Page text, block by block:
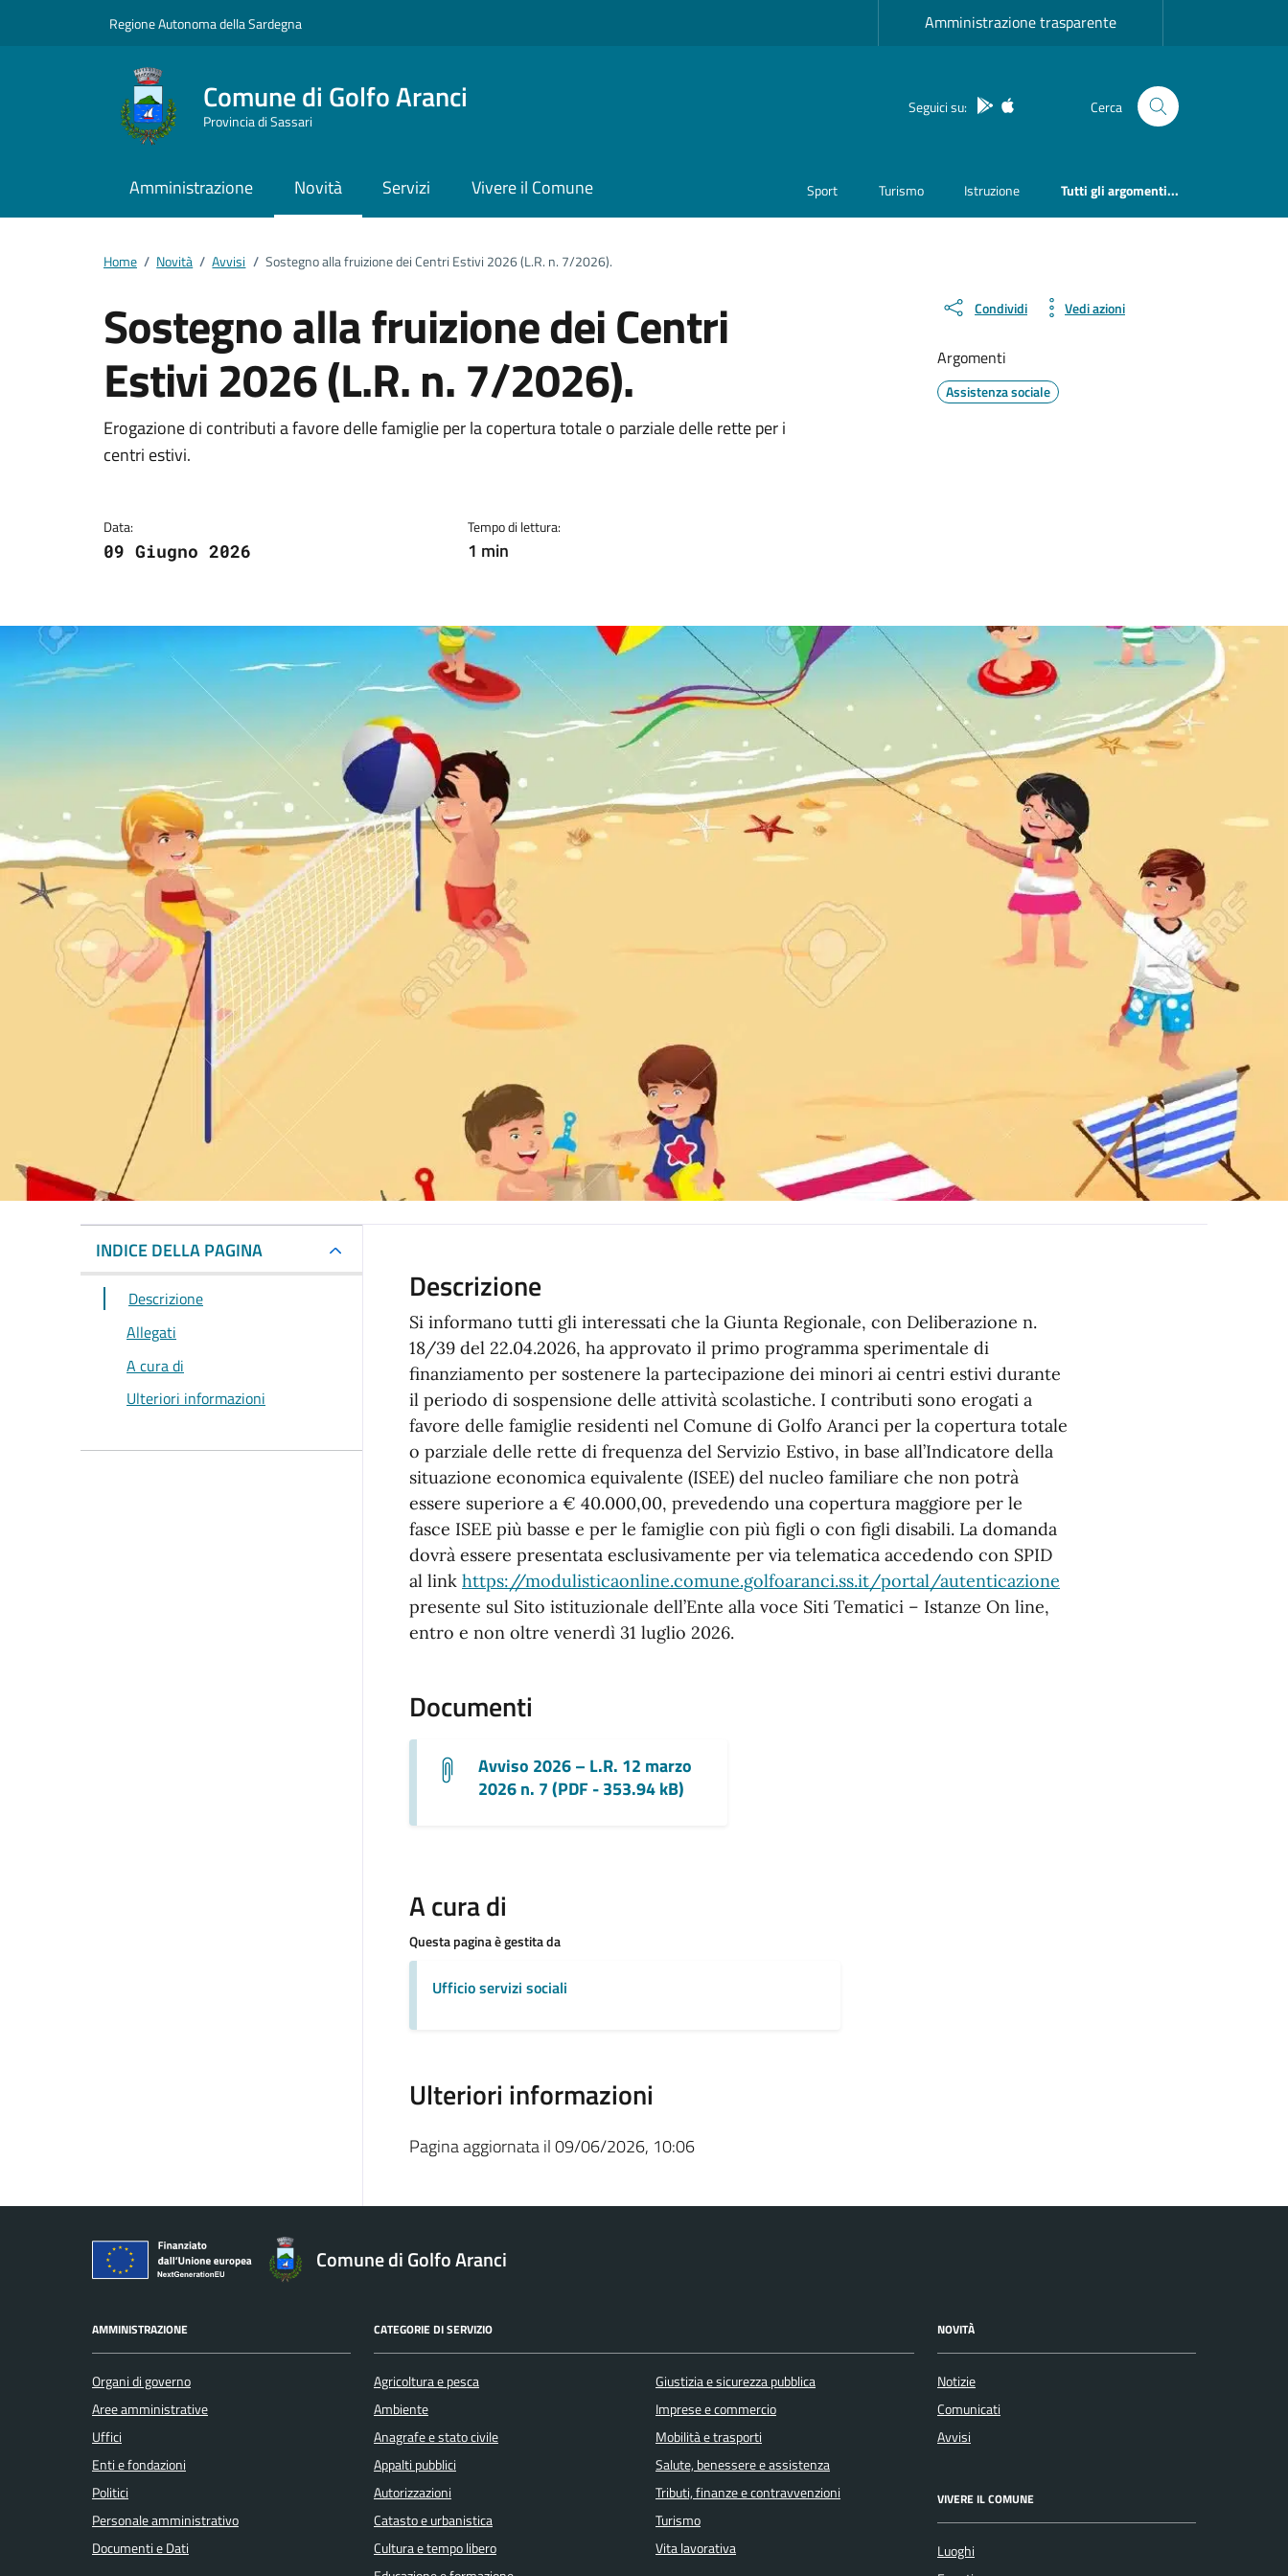
Regione Autonoma della Sardegna Amministrazione trasparente
Comune di Golfo Aranci
Provincia di Sassari
Seguici su: App Android
App IOS Cerca
Amministrazione Novità Servizi Vivere il Comune Sport Turismo Istruzione Tutti gli argomenti...
Home / Novità / Avvisi / Sostegno alla fruizione dei Centri Estivi 2026 (L.R. n. 7/2026).
Sostegno alla fruizione dei Centri
Estivi 2026 (L.R. n. 7/2026).
Dettagli della notizia
Erogazione di contributi a favore delle famiglie per la copertura totale o parziale delle rette per i
centri estivi.
Data:
09 Giugno 2026
Tempo di lettura:
1 min
Condividi Vedi azioni
Argomenti
Assistenza sociale
INDICE DELLA PAGINA
Descrizione
Allegati
A cura di
Ulteriori informazioni
Descrizione
Si informano tutti gli interessati che la Giunta Regionale, con Deliberazione n.
18/39 del 22.04.2026, ha approvato il primo programma sperimentale di
finanziamento per sostenere la partecipazione dei minori ai centri estivi durante
il periodo di sospensione delle attività scolastiche. I contributi sono erogati a
favore delle famiglie residenti nel Comune di Golfo Aranci per la copertura totale
o parziale delle rette di frequenza del Servizio Estivo, in base all’Indicatore della
situazione economica equivalente (ISEE) del nucleo familiare che non potrà
essere superiore a € 40.000,00, prevedendo una copertura maggiore per le
fasce ISEE più basse e per le famiglie con più figli o con figli disabili. La domanda
dovrà essere presentata esclusivamente per via telematica accedendo con SPID
al link https://modulisticaonline.comune.golfoaranci.ss.it/portal/autenticazione
presente sul Sito istituzionale dell’Ente alla voce Siti Tematici – Istanze On line,
entro e non oltre venerdì 31 luglio 2026.
Documenti
Avviso 2026 – L.R. 12 marzo
2026 n. 7 (PDF - 353.94 kB)
A cura di
Questa pagina è gestita da
Ufficio servizi sociali
Ulteriori informazioni
Pagina aggiornata il 09/06/2026, 10:06
Comune di Golfo Aranci
AMMINISTRAZIONE
Organi di governo
Aree amministrative
Uffici
Enti e fondazioni
Politici
Personale amministrativo
Documenti e Dati
CATEGORIE DI SERVIZIO
Agricoltura e pesca
Ambiente
Anagrafe e stato civile
Appalti pubblici
Autorizzazioni
Catasto e urbanistica
Cultura e tempo libero
Giustizia e sicurezza pubblica
Imprese e commercio
Mobilità e trasporti
Salute, benessere e assistenza
Tributi, finanze e contravvenzioni
Turismo
Vita lavorativa
NOVITÀ
Notizie
Comunicati
Avvisi
VIVERE IL COMUNE
Luoghi